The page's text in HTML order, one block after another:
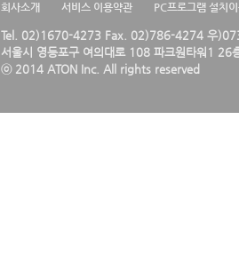
회사소개 서비스 이용약관 PC프로그램 설치
Tel. 02)1670-4273 Fax. 02)786-4274 우
서울시 영등포구 여의대로 108 파크원타워1 26
ⓒ 2014 ATON Inc. All rights reserved